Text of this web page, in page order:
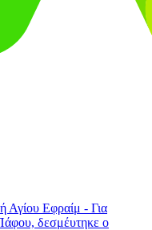
Αγίου Εφραίμ - Για
δεσμέυτηκε ο